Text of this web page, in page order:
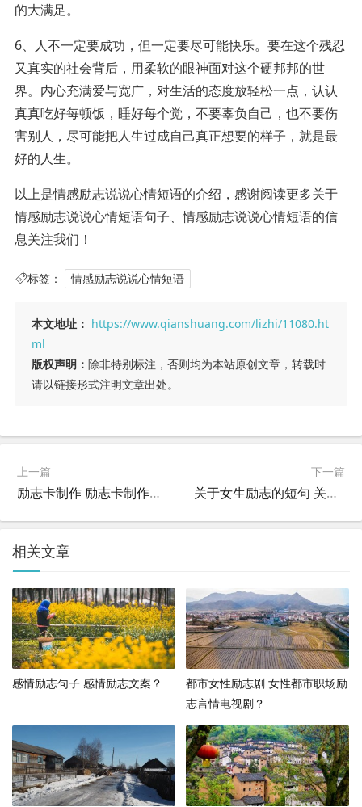
的大满足。
6、人不一定要成功，但一定要尽可能快乐。要在这个残忍
又真实的社会背后，用柔软的眼神面对这个硬邦邦的世
界。内心充满爱与宽广，对生活的态度放轻松一点，认认
真真吃好每顿饭，睡好每个觉，不要辜负自己，也不要伤
害别人，尽可能把人生过成自己真正想要的样子，就是最
好的人生。
以上是情感励志说说心情短语的介绍，感谢阅读更多关于
情感励志说说心情短语句子、情感励志说说心情短语的信
息关注我们！
标签： 情感励志说说心情短语
本文地址： https://www.qianshuang.com/lizhi/11080.ht
ml
版权声明： 除非特别标注，否则均为本站原创文章，转载时
请以链接形式注明文章出处。
上一篇
励志卡制作 励志卡制作教程？
下一篇
关于女生励志的短句 关于女生励志的短句文案？
相关文章
感情励志句子 感情励志文案？
都市女性励志剧 女性都市职场励
志言情电视剧？